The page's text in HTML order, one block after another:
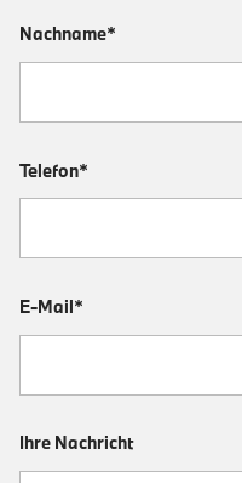
Nachname*
Telefon*
E-Mail*
Ihre Nachricht